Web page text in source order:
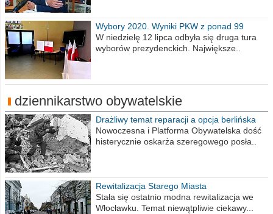
Wybory 2020. Wyniki PKW z ponad 99
procent obwodów
W niedzielę 12 lipca odbyła się druga tura
wyborów prezydenckich. Największe..
dziennikarstwo obywatelskie
Drażliwy temat reparacji a opcja berlińska
Nowoczesna i Platforma Obywatelska dość
histerycznie oskarża szeregowego posła..
Rewitalizacja Starego Miasta
Stała się ostatnio modna rewitalizacja we
Włocławku. Temat niewątpliwie ciekawy...